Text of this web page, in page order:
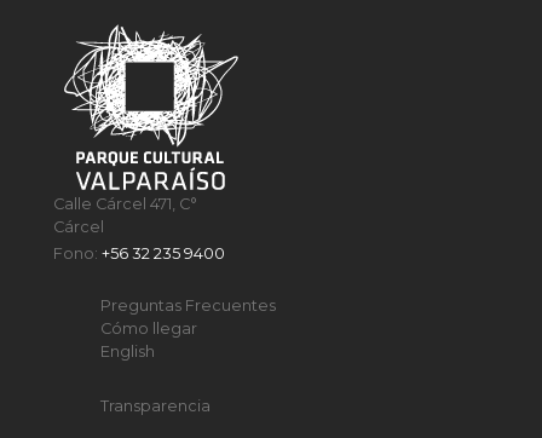
Calle Cárcel 471, C°
Cárcel
Fono:+56 32 235 9400
Preguntas Frecuentes
Cómo llegar
English
Transparencia